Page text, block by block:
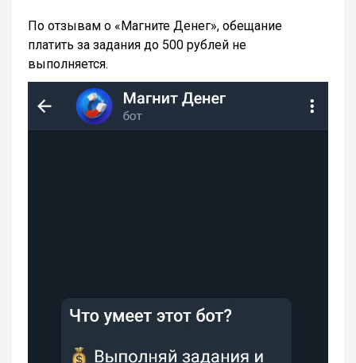
По отзывам о «Магните Денег», обещание
платить за задания до 500 рублей не
выполняется.